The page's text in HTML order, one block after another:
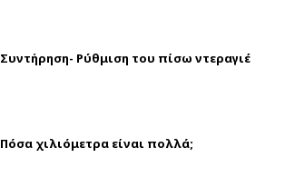
Συντήρηση- Ρύθμιση του πίσω ντεραγιέ
Πόσα χιλιόμετρα είναι πολλά;